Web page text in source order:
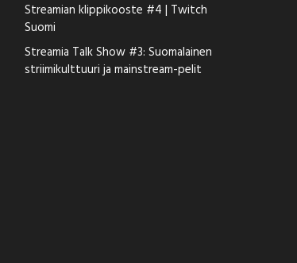
Streamian klippikooste #4 | Twitch
Suomi
Streamia Talk Show #3: Suomalainen
striimikulttuuri ja mainstream-pelit